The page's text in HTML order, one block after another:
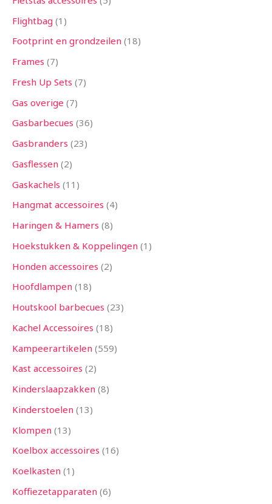
Flightbag 1
Footprint en grondzeilen 18
Frames 7
Fresh Up Sets 7
Gas overige 7
Gasbarbecues 36
Gasbranders 23
Gasflessen 2
Gaskachels 11
Hangmat accessoires 4
Haringen & Hamers 8
Hoekstukken & Koppelingen 1
Honden accessoires 2
Hoofdlampen 18
Houtskool barbecues 23
Kachel Accessoires 18
Kampeerartikelen 559
Kast accessoires 2
Kinderslaapzakken 8
Kinderstoelen 13
Klompen 13
Koelbox accessoires 16
Koelkasten 1
Koffiezetapparaten 6